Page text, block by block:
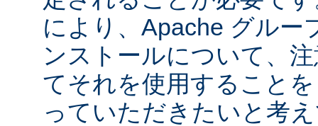
により、Apache グルー
ンストールについて、
てそれを使用すること
っていただきたいと考